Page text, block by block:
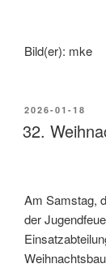
Bild(er): mke
2026-01-18
32.
Am Samstag,
der